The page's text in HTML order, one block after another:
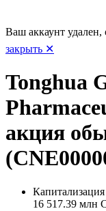
Ваш аккаунт
закрыть ✕
Tonghua
акция
Капитализация
16 517.39 млн